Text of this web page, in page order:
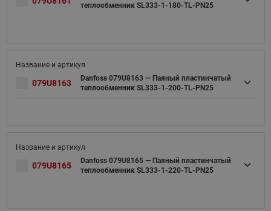
теплообменник SL333-1-180-TL-PN25
079U8163
Danfoss 079U8163 — Паяный пластинчатый
теплообменник SL333-1-200-TL-PN25
079U8165
Danfoss 079U8165 — Паяный пластинчатый
теплообменник SL333-1-220-TL-PN25